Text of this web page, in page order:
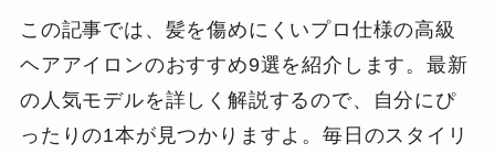
この記事では、髪を傷めにくいプロ仕様の高級
ヘアアイロンのおすすめ9選を紹介します。最新
の人気モデルを詳しく解説するので、自分にぴ
ったりの1本が見つかりますよ。毎日のスタイリ